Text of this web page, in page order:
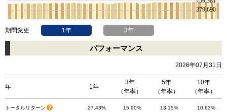
期間変更 1年 3年
パフォーマンス
2026年07月31日
年 1年
3年
（年率）
5年
（年率）
10年
（年率）
トータルリターン 27.43% 15.90% 13.15% 10.63%